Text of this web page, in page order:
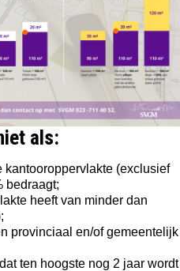
als:
kantooroppervlakte (exclusief
bedraagt;
heeft van minder dan
provinciaal en/of gemeentelijk
ten hoogste nog 2 jaar wordt